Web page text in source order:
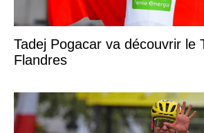
Tadej Pogacar va découvrir le
Flandres